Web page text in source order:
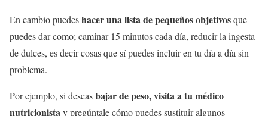
En cambio puedeshacer una lista de pequeños objetivosque
puedes dar como; caminar 15 minutos cada día, reducir la ingesta
de dulces, es decir cosas que sí puedes incluir en tu día a día sin
problema.
Por ejemplo, si deseasbajar de peso, visita a tu médico
nutricionistay pregúntale cómo puedes sustituir algunos